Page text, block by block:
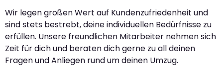
Wir legen großen Wert auf Kundenzufriedenheit und
sind stets bestrebt, deine individuellen Bedürfnisse zu
erfüllen. Unsere freundlichen Mitarbeiter nehmen sich
Zeit für dich und beraten dich gerne zu all deinen
Fragen und Anliegen rund um deinen Umzug.